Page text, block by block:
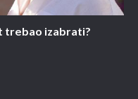
trebao izabrati?